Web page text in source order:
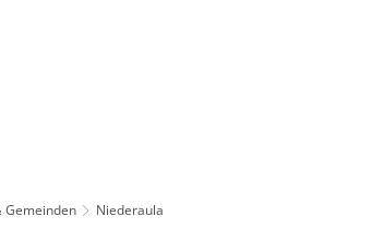
Gemeinden Niederaula